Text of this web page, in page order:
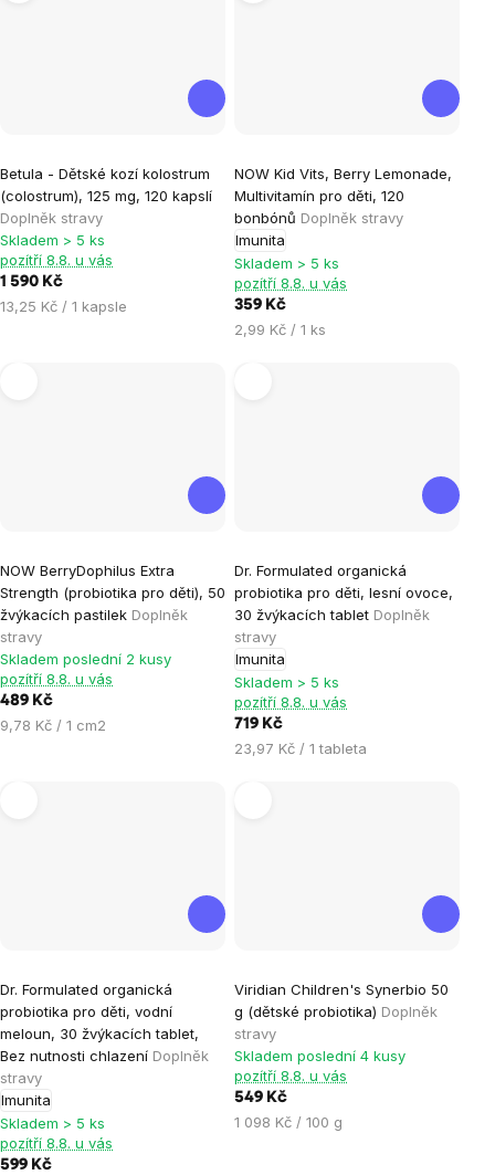
Betula - Dětské kozí kolostrum
(colostrum), 125 mg, 120 kapslí
Doplněk stravy
hodnocení
produktu
je
5,0
z
5
Skladem > 5 ks
pozítří 8.8. u vás
1 590 Kč
Měrná
13,25 Kč / 1 kapsle
NOW Kid Vits, Berry Lemonade,
Multivitamín pro děti, 120
bonbónů Doplněk stravy
Imunita
hodnocení
produktu
je
4,3
z
5
hvězdiček.
Skladem > 5 ks
pozítří 8.8. u vás
359 Kč
Měrná
2,99 Kč / 1 ks
NOW BerryDophilus Extra
Strength (probiotika pro děti), 50
žvýkacích pastilek Doplněk
stravy
hodnocení
produktu
je
5,0
z
Skladem poslední 2 kusy
pozítří 8.8. u vás
489 Kč
Měrná
9,78 Kč / 1 cm2
Dr. Formulated organická
probiotika pro děti, lesní ovoce,
30 žvýkacích tablet Doplněk
stravy
Imunita
hodnocení
produktu
je
5,0
z
5
hvězdiček.
Skladem > 5 ks
pozítří 8.8. u vás
719 Kč
Měrná
23,97 Kč / 1 tableta
Dr. Formulated organická
probiotika pro děti, vodní
meloun, 30 žvýkacích tablet,
Bez nutnosti chlazení Doplněk
stravy
Imunita
hodnocení
produktu
je
3,0
z
5
hvězdiček.
Skladem > 5 ks
pozítří 8.8. u vás
599 Kč
Viridian Children's Synerbio 50
g (dětské probiotika) Doplněk
stravy
hodnocení
produktu
je
5,0
z
5
Skladem poslední 4 kusy
pozítří 8.8. u vás
549 Kč
Měrná
1 098 Kč / 100 g